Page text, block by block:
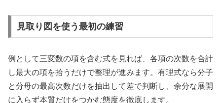
見取り図を使う最初の練習
例として三変数の項を含む式を見れば、各項の次数を合計
し最大の項を拾うだけで整理が進みます。有理式なら分子
と分母の最高次数だけを抽出して差で判断し、余分な展開
に入らず本質だけをつかむ態度を徹底します。